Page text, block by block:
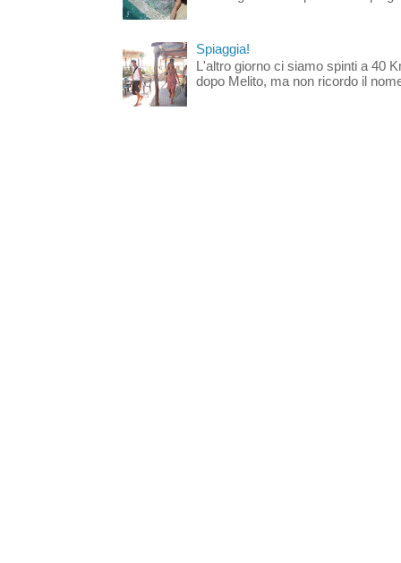
Spiaggia!
L'altro giorno ci siamo spinti a 40
dopo Melito, ma non ricordo il